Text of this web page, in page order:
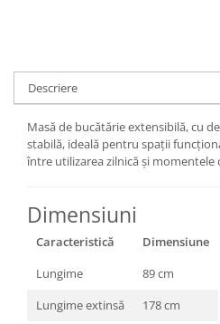
Descriere
Masă de bucătărie extensibilă, cu
stabilă, ideală pentru spații
între utilizarea zilnică și
Dimensiuni
Caracteristică
Dimensiune
Lungime
89 cm
Lungime extinsă
178 cm